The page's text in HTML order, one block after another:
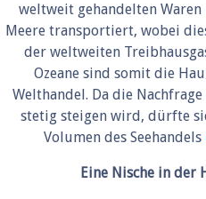
weltweit gehandelten
Meere transportiert, wobei
der weltweiten
Ozeane sind somit die
Welthandel. Da die
stetig steigen wird, dürfte
Volumen des Seehandels
Eine Nische in der